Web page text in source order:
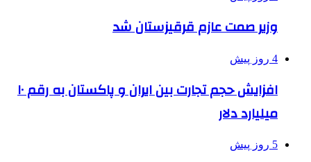
وزیر صمت عازم قرقیزستان شد
4 روز پیش
افزایش حجم تجارت بین ایران و پاکستان به رقم ۱۰
میلیارد دلار
5 روز پیش